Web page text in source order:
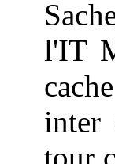
l'IT
inter
tour